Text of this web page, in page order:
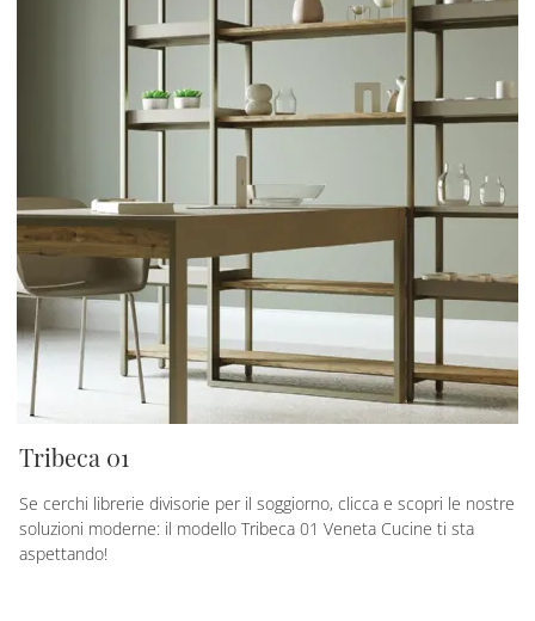
Tribeca 01
Se cerchi librerie divisorie per il soggiorno, clicca e scopri le nostre
soluzioni moderne: il modello Tribeca 01 Veneta Cucine ti sta
aspettando!